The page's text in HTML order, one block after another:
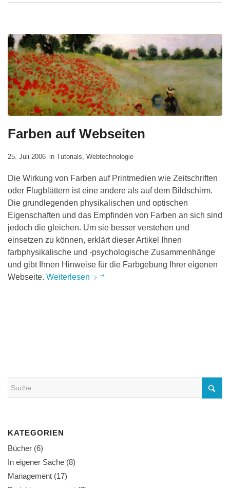
Farben auf Webseiten
25. Juli 2006 in Tutorials Webtechnologie
Die Wirkung von Farben auf Printmedien wie Zeitschriften
oder Flugblättern ist eine andere als auf dem Bildschirm.
Die grundlegenden physikalischen und optischen
Eigenschaften und das Empfinden von Farben an sich sind
jedoch die gleichen. Um sie besser verstehen und
einsetzen zu können, erklärt dieser Artikel Ihnen
farbphysikalische und -psychologische Zusammenhänge
und gibt Ihnen Hinweise für die Farbgebung Ihrer eigenen
Webseite. Weiterlesen
KATEGORIEN
Bücher (6)
In eigener Sache (8)
Management (17)